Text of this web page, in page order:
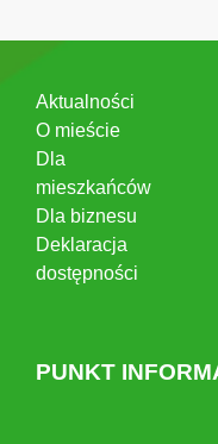
Aktualności
O mieście
Dla
mieszkańców
Dla biznesu
Deklaracja
dostępności
PUNKT